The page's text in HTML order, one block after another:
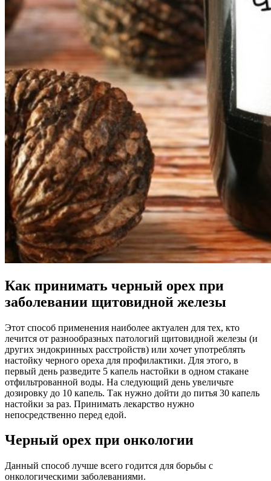
Как принимать черный орех при
заболевании щитовидной железы
Этот способ применения наиболее актуален для тех, кто
лечится от разнообразных патологий щитовидной железы (и
других эндокринных расстройств) или хочет употреблять
настойку черного ореха для профилактики. Для этого, в
первый день разведите 5 капель настойки в одном стакане
отфильтрованной воды. На следующий день увеличьте
дозировку до 10 капель. Так нужно дойти до питья 30 капель
настойки за раз. Принимать лекарство нужно
непосредственно перед едой.
Черный орех при онкологии
Данный способ лучше всего годится для борьбы с
онкологическими заболеваниями.